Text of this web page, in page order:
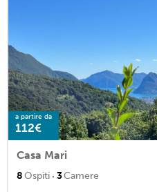
a partire da
112€
Casa Mari
8Ospiti · 3Camere